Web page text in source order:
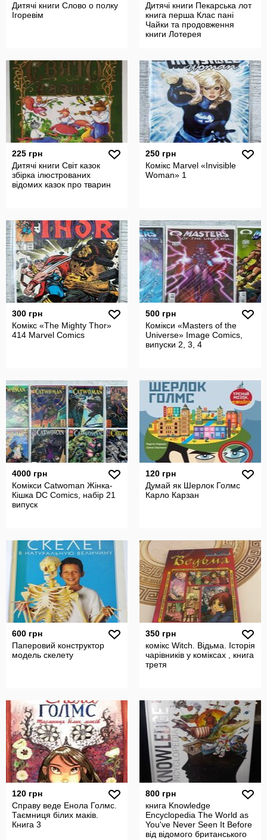
Дитячі книги Слово о полку
Ігоревім
Дитячі книги Пекарська лот
книга перша Клас пані
Чайки та продовження
книги Лотерея
225 грн
Дитячі книги Світ казок
збірка ілюстрованих
відомих казок про тварин
250 грн
Комікс Marvel «Invisible
Woman» 1
300 грн
Комікс «The Mighty Thor»
414 Marvel Comics
500 грн
Комікси «Masters of the
Universe» Image Comics,
випуски 2, 3, 4
4000 грн
Комікси Catwoman Жінка-
Кішка DC Comics, набір 21
випуск
120 грн
Думай як Шерлок Голмс
Карло Карзан
600 грн
Паперовий конструктор
модель скелету
350 грн
комікс Witch. Відьма. Історія
чарівників у коміксах , книга
третя
120 грн
Справу веде Енола Голмс.
Таємниця білих маків.
Книга 3
800 грн
книга Knowledge
Encyclopedia The World as
You've Never Seen It Before
від відомого британського